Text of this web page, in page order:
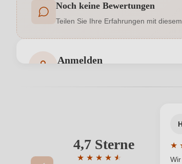
Allergene
Auszeichnungen
Noch keine Bewertungen
Teilen Sie Ihre Erfahrungen mit
Anmelden
Ihre E-Mail-Adresse
4,7 Sterne
★ ★ ★ ★ ★
★
★